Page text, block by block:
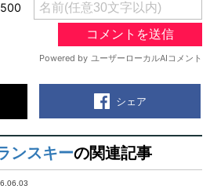
シェア
ンスキーの関連記事